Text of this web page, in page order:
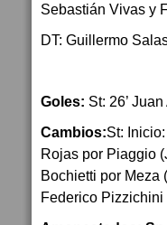
Sebastián Vivas y
DT: Guillermo
Goles: St: 26’
Cambios:St:
Rojas por Piaggio
Bochietti por Meza
Federico